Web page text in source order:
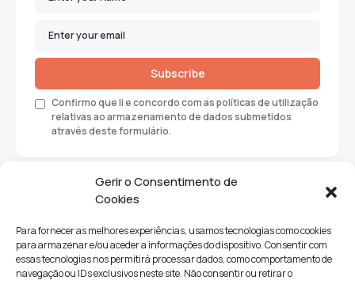
Gerir o Consentimento de
Cookies
Para fornecer as melhores experiências, usamos tecnologias como cookies
para armazenar e/ou aceder a informações do dispositivo. Consentir com
essas tecnologias nos permitirá processar dados, como comportamento de
navegação ou IDs exclusivos neste site. Não consentir ou retirar o
Subscribe
Confirmo que li e concordo com as políticas de utilização
relativas ao armazenamento de dados submetidos
através deste formulário.